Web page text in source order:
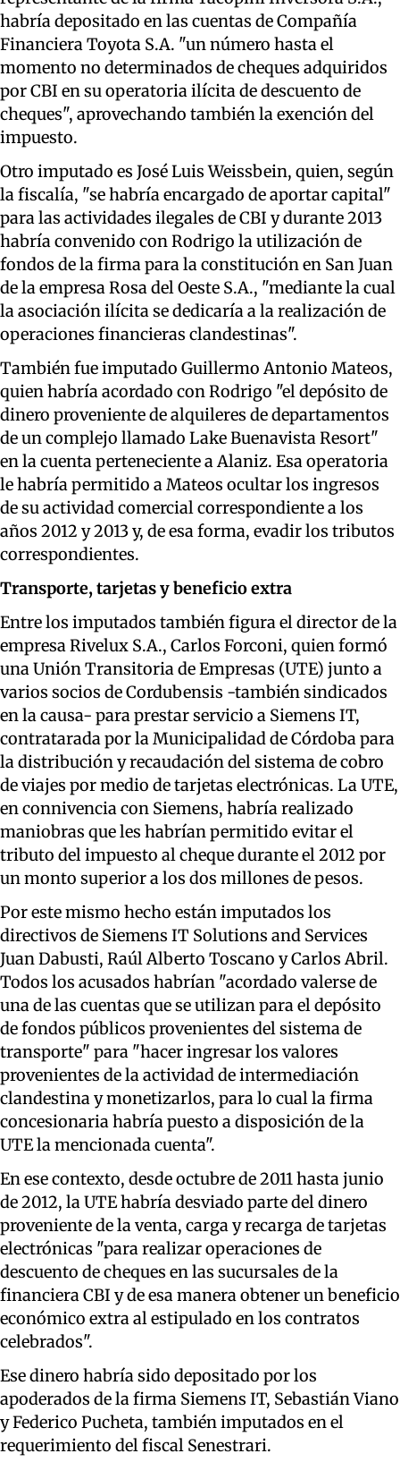
habría depositado en las cuentas de Compañía
Financiera Toyota S.A. "un número hasta el
momento no determinados de cheques adquiridos
por CBI en su operatoria ilícita de descuento de
cheques", aprovechando también la exención del
impuesto.
Otro imputado es José Luis Weissbein, quien, según
la fiscalía, "se habría encargado de aportar capital"
para las actividades ilegales de CBI y durante 2013
habría convenido con Rodrigo la utilización de
fondos de la firma para la constitución en San Juan
de la empresa Rosa del Oeste S.A., "mediante la cual
la asociación ilícita se dedicaría a la realización de
operaciones financieras clandestinas".
También fue imputado Guillermo Antonio Mateos,
quien habría acordado con Rodrigo "el depósito de
dinero proveniente de alquileres de departamentos
de un complejo llamado Lake Buenavista Resort"
en la cuenta perteneciente a Alaniz. Esa operatoria
le habría permitido a Mateos ocultar los ingresos
de su actividad comercial correspondiente a los
años 2012 y 2013 y, de esa forma, evadir los tributos
correspondientes.
Transporte, tarjetas y beneficio extra
Entre los imputados también figura el director de la
empresa Rivelux S.A., Carlos Forconi, quien formó
una Unión Transitoria de Empresas (UTE) junto a
varios socios de Cordubensis -también sindicados
en la causa- para prestar servicio a Siemens IT,
contratarada por la Municipalidad de Córdoba para
la distribución y recaudación del sistema de cobro
de viajes por medio de tarjetas electrónicas. La UTE,
en connivencia con Siemens, habría realizado
maniobras que les habrían permitido evitar el
tributo del impuesto al cheque durante el 2012 por
un monto superior a los dos millones de pesos.
Por este mismo hecho están imputados los
directivos de Siemens IT Solutions and Services
Juan Dabusti, Raúl Alberto Toscano y Carlos Abril.
Todos los acusados habrían "acordado valerse de
una de las cuentas que se utilizan para el depósito
de fondos públicos provenientes del sistema de
transporte" para "hacer ingresar los valores
provenientes de la actividad de intermediación
clandestina y monetizarlos, para lo cual la firma
concesionaria habría puesto a disposición de la
UTE la mencionada cuenta".
En ese contexto, desde octubre de 2011 hasta junio
de 2012, la UTE habría desviado parte del dinero
proveniente de la venta, carga y recarga de tarjetas
electrónicas "para realizar operaciones de
descuento de cheques en las sucursales de la
financiera CBI y de esa manera obtener un beneficio
económico extra al estipulado en los contratos
celebrados".
Ese dinero habría sido depositado por los
apoderados de la firma Siemens IT, Sebastián Viano
y Federico Pucheta, también imputados en el
requerimiento del fiscal Senestrari.